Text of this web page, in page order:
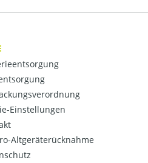
Einstellungen
Altgeräterücknahme